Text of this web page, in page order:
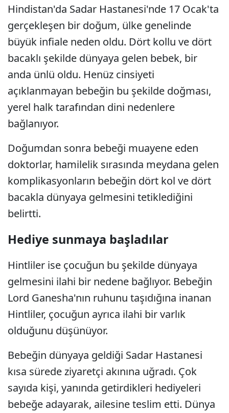
Hindistan'da Sadar Hastanesi'nde 17 Ocak'ta
gerçekleşen bir doğum, ülke genelinde
büyük infiale neden oldu. Dört kollu ve dört
bacaklı şekilde dünyaya gelen bebek, bir
anda ünlü oldu. Henüz cinsiyeti
açıklanmayan bebeğin bu şekilde doğması,
yerel halk tarafından dini nedenlere
bağlanıyor.
Doğumdan sonra bebeği muayene eden
doktorlar, hamilelik sırasında meydana gelen
komplikasyonların bebeğin dört kol ve dört
bacakla dünyaya gelmesini tetiklediğini
belirtti.
Hediye sunmaya başladılar
Hintliler ise çocuğun bu şekilde dünyaya
gelmesini ilahi bir nedene bağlıyor. Bebeğin
Lord Ganesha'nın ruhunu taşıdığına inanan
Hintliler, çocuğun ayrıca ilahi bir varlık
olduğunu düşünüyor.
Bebeğin dünyaya geldiği Sadar Hastanesi
kısa sürede ziyaretçi akınına uğradı. Çok
sayıda kişi, yanında getirdikleri hediyeleri
bebeğe adayarak, ailesine teslim etti. Dünya